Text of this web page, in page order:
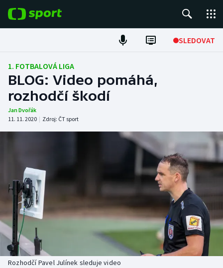
SLEDOVAT
Fotbal
Hokej
Tenis
Atletika
DALŠÍ SPORTY
Americký fotbal
Baseball a softbal
Basketbal
NEPŘEHLÉDNĚTE
Soutěže
Historické návraty
1. FOTBALOVÁ LIGA
BLOG: Video pomáhá,
rozhodčí škodí
Jan Dvořák
11. 11. 2020 | Zdroj: ČT sport
Rozhodčí Pavel Julínek sleduje video